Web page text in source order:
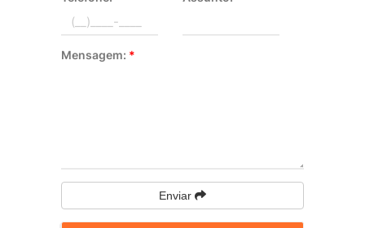
Mensagem: *
Enviar